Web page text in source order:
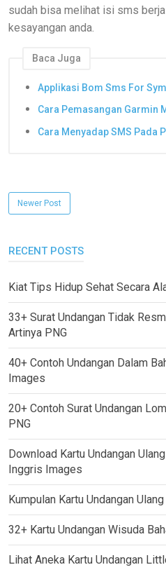
sudah bisa melihat isi sms
kesayangan anda.
Baca Juga
Applikasi Bom Sms For
Cara Pemasangan Garmin
Cara Menyadap SMS Pada
Newer Post
RECENT POSTS
Kiat Tips Hidup Sehat Secara
33+ Surat Undangan Tidak
Artinya PNG
40+ Contoh Undangan Dalam
Images
20+ Contoh Surat Undangan
PNG
Download Kartu Undangan
Inggris Images
Kumpulan Kartu Undangan
32+ Kartu Undangan Wisuda
Lihat Aneka Kartu Undangan